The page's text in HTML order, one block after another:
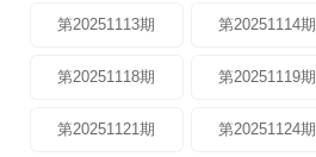
第20251113期 第20251114期
第20251118期 第20251119期
第20251121期 第20251124期